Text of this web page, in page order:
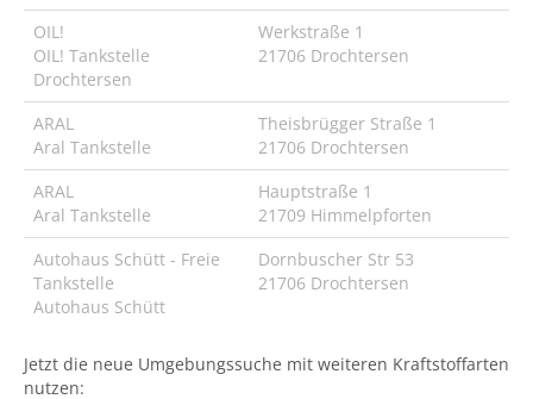
OIL!
OIL! Tankstelle
Drochtersen
Werkstraße 1
21706 Drochtersen
ARAL
Aral Tankstelle
Theisbrügger Straße 1
21706 Drochtersen
ARAL
Aral Tankstelle
Hauptstraße 1
21709 Himmelpforten
Autohaus Schütt - Freie
Tankstelle
Autohaus Schütt
Dornbuscher Str 53
21706 Drochtersen
Jetzt die neue Umgebungssuche mit weiteren Kraftstoffarten
nutzen: